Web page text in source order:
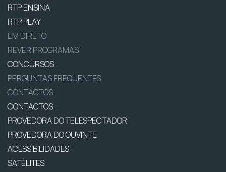
RTP ENSINA
RTP PLAY
EM DIRETO
REVER PROGRAMAS
CONCURSOS
PERGUNTAS FREQUENTES
CONTACTOS
CONTACTOS
PROVEDORA DO TELESPECTADOR
PROVEDORA DO OUVINTE
ACESSIBILIDADES
SATÉLITES